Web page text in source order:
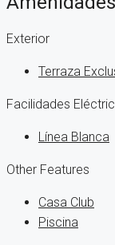
Exterior
Terraza
Facilidades
Línea Blanca
Other Features
Casa Club
Piscina